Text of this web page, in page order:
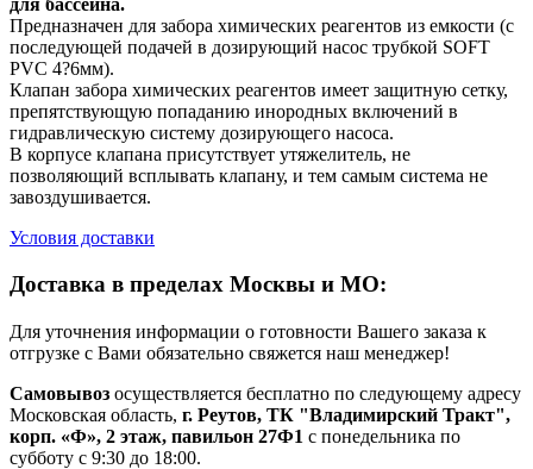
для бассейна.
Предназначен для забора химических реагентов из емкости (с
последующей подачей в дозирующий насос трубкой SOFT
PVC 4?6мм).
Клапан забора химических реагентов имеет защитную сетку,
препятствующую попаданию инородных включений в
гидравлическую систему дозирующего насоса.
В корпусе клапана присутствует утяжелитель, не
позволяющий всплывать клапану, и тем самым система не
завоздушивается.
Условия доставки
Доставка в пределах Москвы и МО:
Для уточнения информации о готовности Вашего заказа к
отгрузке с Вами обязательно свяжется наш менеджер!
Самовывоз осуществляется бесплатно по следующему адресу
Московская область, г. Реутов, ТК "Владимирский Тракт",
корп. «Ф», 2 этаж, павильон 27Ф1 с понедельника по
субботу с 9:30 до 18:00.